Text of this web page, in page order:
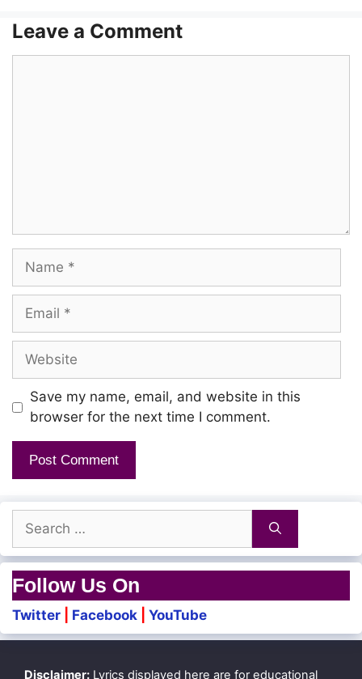
Leave a Comment
Name
Email
Website
Save my name, email, and website in this
browser for the next time I comment.
Search
for:
Follow Us On
Twitter Facebook YouTube
Disclaimer: Lyrics displayed here are for educational